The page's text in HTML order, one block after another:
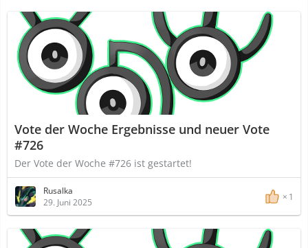
Vote der Woche Ergebnisse und neuer Vote
#726
Der Vote der Woche #726 ist gestartet!
Rusalka
29. Juni 2025
1